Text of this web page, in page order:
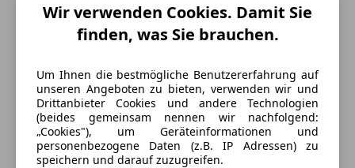
Wir verwenden Cookies. Damit Sie
finden, was Sie brauchen.
Um Ihnen die bestmögliche Benutzererfahrung auf
unseren Angeboten zu bieten, verwenden wir und
Drittanbieter Cookies und andere Technologien
(beides gemeinsam nennen wir nachfolgend:
„Cookies"), um Geräteinformationen und
personenbezogene Daten (z.B. IP Adressen) zu
speichern und darauf zuzugreifen.